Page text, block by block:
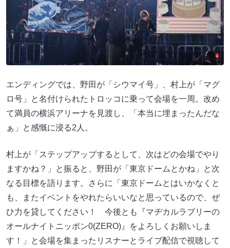
エンディングでは、野田が「シウマイ号」、村上が「マグ
ロ号」と名付けられたトロッコに乗って会場を一周。改め
て満員の横浜アリーナを見渡し、「本当に埋まったんだな
ぁ」と感慨に浸る2人。
村上が「ステップアップするとして、次はどの会場でやり
ますかね？」と振ると、野田が「東京ドームとかね」と次
なる目標を語ります。さらに「東京ドームとはいかなくと
も、またイベントをやれたらいいなと思っているので、ぜ
ひ力を貸してください！ 今後とも『マヂカルラブリーの
オールナイトニッポン0(ZERO)』をよろしくお願いしま
す！」と会場を集まったリスナーとライブ配信で視聴して